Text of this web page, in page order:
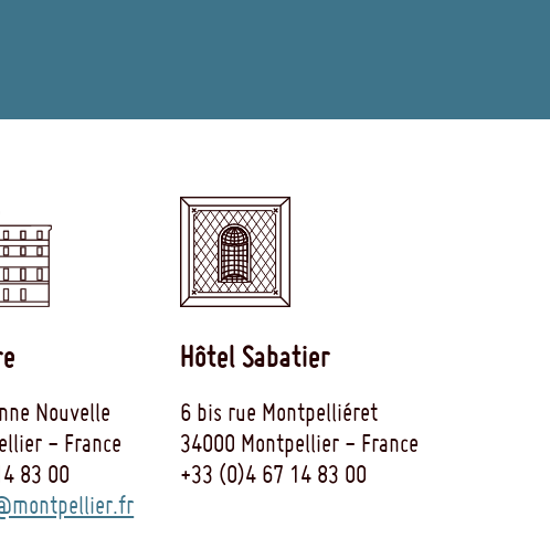
Nouvelle
- France
83 00
Hôtel Sabatier
6 bis rue Montpelliéret
34000 Montpellier - France
+33 (0)4 67 14 83 00